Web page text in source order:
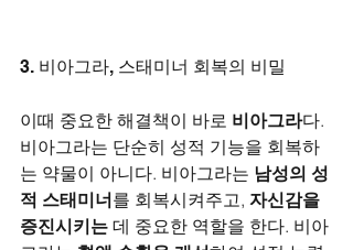
3. 비아그라, 스태미너 회복의 비밀
이때 중요한 해결책이 바로 비아그라다.
비아그라는 단순히 성적 기능을 회복하
는 약물이 아니다. 비아그라는 남성의 성
적 스태미너를 회복시켜주고, 자신감을
증진시키는 데 중요한 역할을 한다. 비아